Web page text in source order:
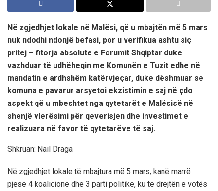
Në zgjedhjet lokale në Malësi, që u mbajtën më 5 mars
nuk ndodhi ndonjë befasi, por u verifikua ashtu siç
pritej – fitorja absolute e Forumit Shqiptar duke
vazhduar të udhëheqin me Komunën e Tuzit edhe në
mandatin e ardhshëm katërvjeçar, duke dëshmuar se
komuna e pavarur arsyetoi ekzistimin e saj në çdo
aspekt që u mbeshtet nga qytetarët e Malësisë në
shenjë vlerësimi për qeverisjen dhe investimet e
realizuara në favor të qytetarëve të saj.
Shkruan: Nail Draga
Në zgjedhjet lokale të mbajtura më 5 mars, kanë marrë
pjesë 4 koalicione dhe 3 parti politike, ku të drejtën e votës